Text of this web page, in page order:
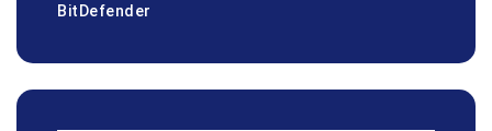
BitDefender